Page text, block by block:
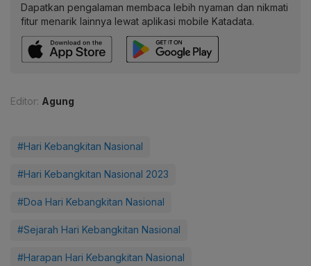
Dapatkan pengalaman membaca lebih nyaman dan nikmati
fitur menarik lainnya lewat aplikasi mobile Katadata.
Editor: Agung
#Hari Kebangkitan Nasional
#Hari Kebangkitan Nasional 2023
#Doa Hari Kebangkitan Nasional
#Sejarah Hari Kebangkitan Nasional
#Harapan Hari Kebangkitan Nasional